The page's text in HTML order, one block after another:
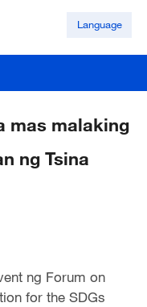
Language
mas malaking
ng Tsina
ng Forum on
for the SDGs